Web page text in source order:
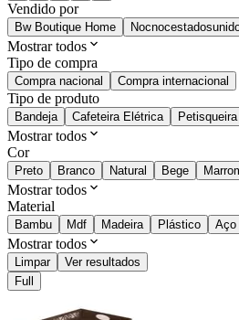
Vendido por
Bw Boutique Home
Mostrar todos
Tipo de compra
Compra nacional Compra internacional
Tipo de produto
Bandeja Cafeteira Elétrica Petisqueira
Mostrar todos
Cor
Preto Branco Natural Bege
Mostrar todos
Material
Bambu Mdf Madeira Plástico Aço
Mostrar todos
Limpar
Ver resultados
Full